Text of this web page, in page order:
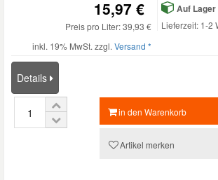
15,97 €
Preis pro Liter: 39,93 €
inkl. 19% MwSt. zzgl. Versand *
Auf Lager
Lieferzeit: 1-2
Details
in den Warenkorb
Artikel merken